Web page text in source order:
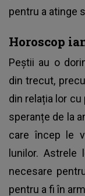
pentru a atinge
Horoscop
Peștii au o
din trecut,
din relația lor
speranțe de la
care încep le
lunilor. Astrele
necesare
pentru a fi în